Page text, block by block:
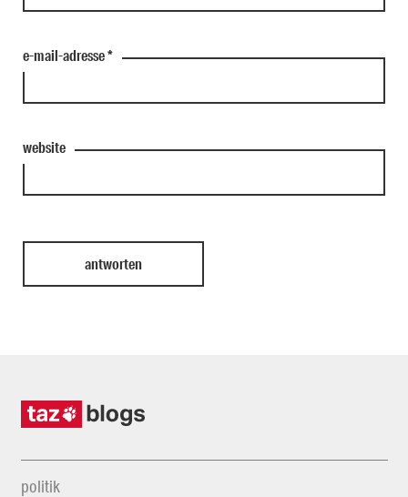
e-mail-adresse*
website
politik